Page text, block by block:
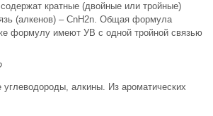
кратные (двойные или тройные)
(алкенов) – CnH2n. Общая формула
формулу имеют УВ с одной тройной связью
алкины. Из ароматических